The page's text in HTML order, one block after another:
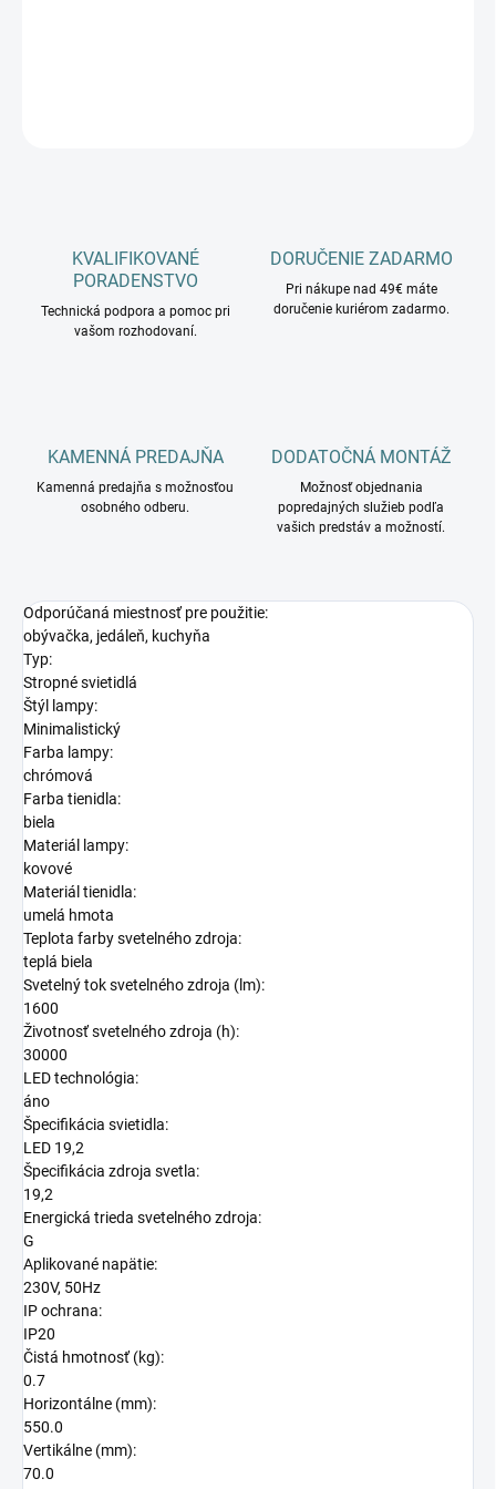
KVALIFIKOVANÉ
PORADENSTVO
Technická podpora a pomoc pri
vašom rozhodovaní.
DORUČENIE ZADARMO
Pri nákupe nad 49€ máte
doručenie kuriérom zadarmo.
KAMENNÁ PREDAJŇA
Kamenná predajňa s možnosťou
osobného odberu.
DODATOČNÁ MONTÁŽ
Možnosť objednania
popredajných služieb podľa
vašich predstáv a možností.
Odporúčaná miestnosť pre použitie:
obývačka, jedáleň, kuchyňa
Typ:
Stropné svietidlá
Štýl lampy:
Minimalistický
Farba lampy:
chrómová
Farba tienidla:
biela
Materiál lampy:
kovové
Materiál tienidla:
umelá hmota
Teplota farby svetelného zdroja:
teplá biela
Svetelný tok svetelného zdroja (lm):
1600
Životnosť svetelného zdroja (h):
30000
LED technológia:
áno
Špecifikácia svietidla:
LED 19,2
Špecifikácia zdroja svetla:
19,2
Energická trieda svetelného zdroja:
G
Aplikované napätie:
230V, 50Hz
IP ochrana:
IP20
Čistá hmotnosť (kg):
0.7
Horizontálne (mm):
550.0
Vertikálne (mm):
70.0